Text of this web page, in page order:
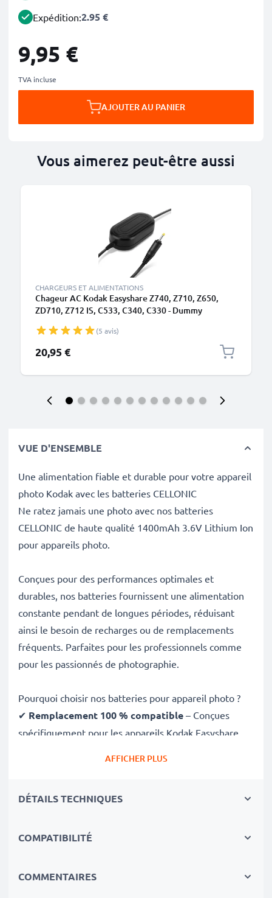
Expédition:2.95 €
9,95 €
TVA incluse
AJOUTER AU PANIER
Vous aimerez peut-être aussi
CHARGEURS ET ALIMENTATIONS
Chageur AC Kodak Easyshare Z740, Z710, Z650,
ZD710, Z712 IS, C533, C340, C330 - Dummy
(5 avis)
20,95 €
VUE D'ENSEMBLE
Une alimentation fiable et durable pour votre appareil
photo Kodak avec les batteries CELLONIC
Ne ratez jamais une photo avec nos batteries
CELLONIC de haute qualité 1400mAh 3.6V Lithium Ion
pour appareils photo.
Conçues pour des performances optimales et
durables, nos batteries fournissent une alimentation
constante pendant de longues périodes, réduisant
ainsi le besoin de recharges ou de remplacements
fréquents. Parfaites pour les professionnels comme
pour les passionnés de photographie.
Pourquoi choisir nos batteries pour appareil photo ?
✔ Remplacement 100 % compatible – Conçues
spécifiquement pour les appareils Kodak Easyshare
1400mAh 3.6V pour de longues séances photo avec
✔Technologie Lithium Ion premium
AFFICHER PLUS
DÉTAILS TECHNIQUES
COMPATIBILITÉ
COMMENTAIRES